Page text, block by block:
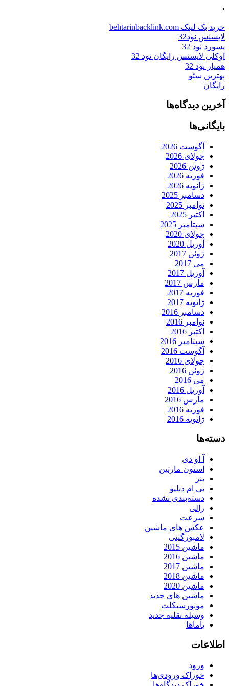
.
خرید بک لینک behtarinbacklink.com
لایسنس نود32
پسورد نود 32
اوکلی لایسنس رایگان نود 32
همیار نود 32
بهترین سئو
رایگان
آخرین دیدگاه‌ها
بایگانی‌ها
آگوست 2026
جولای 2026
ژوئن 2026
فوریه 2026
ژانویه 2026
دسامبر 2025
نوامبر 2025
اکتبر 2025
سپتامبر 2025
جولای 2020
آوریل 2020
ژوئن 2017
می 2017
آوریل 2017
مارس 2017
فوریه 2017
ژانویه 2017
دسامبر 2016
نوامبر 2016
اکتبر 2016
سپتامبر 2016
آگوست 2016
جولای 2016
ژوئن 2016
می 2016
آوریل 2016
مارس 2016
فوریه 2016
ژانویه 2016
دسته‌ها
آ او دی
استون مارتین
بنز
بی ام دبلیو
دسته‌بندی نشده
رالی
سرعت
عکس های ماشین
لامبورگینی
ماشین 2015
ماشین 2016
ماشین 2017
ماشین 2018
ماشین 2020
ماشین های جدید
موتورسیکلت
وسیله نقلیه جدید
یاماها
اطلاعات
ورود
خوراک ورودی‌ها